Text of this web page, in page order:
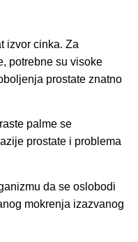
izvor cinka. Za
potrebne su visoke
prostate znatno
palme se
prostate i problema
da se oslobodi
mokrenja izazvanog